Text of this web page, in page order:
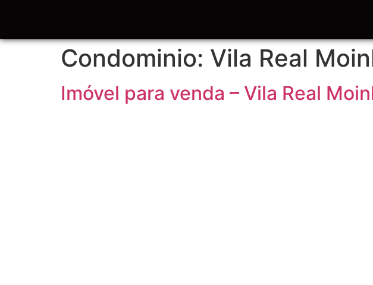
Condominio: Vila Real
Imóvel para venda – Vila Real